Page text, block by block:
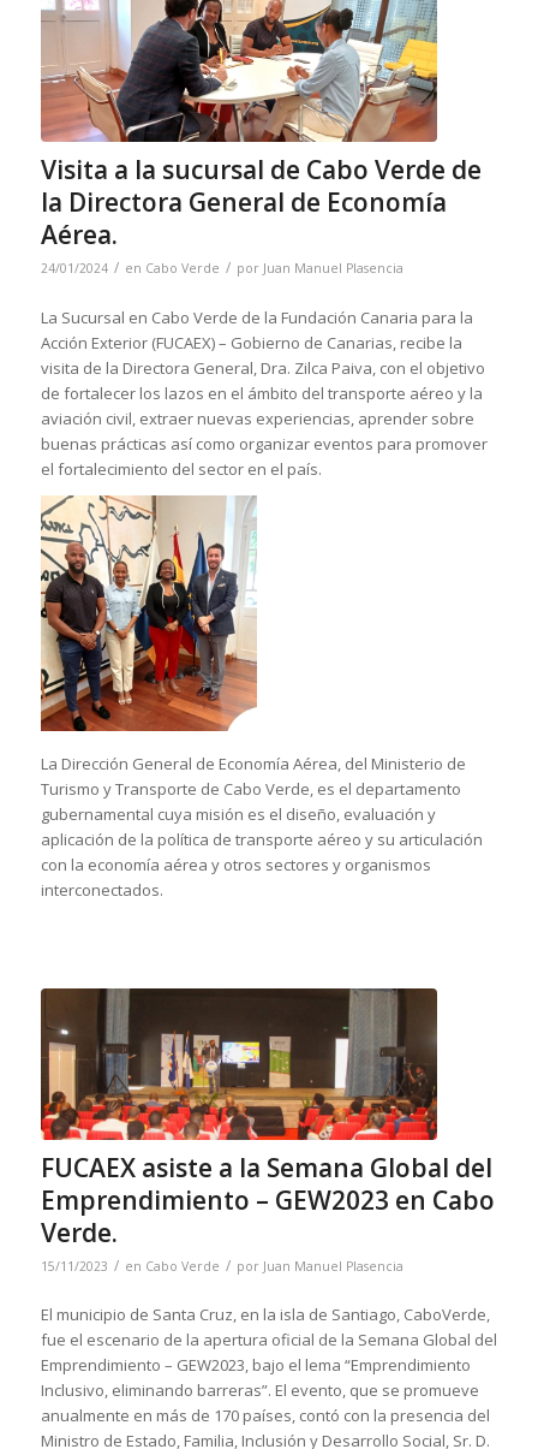
Visita a la sucursal de Cabo Verde de
la Directora General de Economía
Aérea.
24/01/2024 / en Cabo Verde / por Juan Manuel Plasencia
La Sucursal en Cabo Verde de la Fundación Canaria para la
Acción Exterior (FUCAEX) – Gobierno de Canarias, recibe la
visita de la Directora General, Dra. Zilca Paiva, con el objetivo
de fortalecer los lazos en el ámbito del transporte aéreo y la
aviación civil, extraer nuevas experiencias, aprender sobre
buenas prácticas así como organizar eventos para promover
el fortalecimiento del sector en el país.
La Dirección General de Economía Aérea, del Ministerio de
Turismo y Transporte de Cabo Verde, es el departamento
gubernamental cuya misión es el diseño, evaluación y
aplicación de la política de transporte aéreo y su articulación
con la economía aérea y otros sectores y organismos
interconectados.
FUCAEX asiste a la Semana Global del
Emprendimiento – GEW2023 en Cabo
Verde.
15/11/2023 / en Cabo Verde / por Juan Manuel Plasencia
El municipio de Santa Cruz, en la isla de Santiago, CaboVerde,
fue el escenario de la apertura oficial de la Semana Global del
Emprendimiento – GEW2023, bajo el lema “Emprendimiento
Inclusivo, eliminando barreras”. El evento, que se promueve
anualmente en más de 170 países, contó con la presencia del
Ministro de Estado, Familia, Inclusión y Desarrollo Social, Sr. D.